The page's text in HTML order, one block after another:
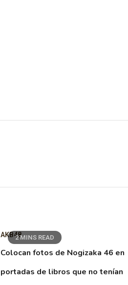
2 MINS READ
AKB48
Colocan fotos de Nogizaka 46 en
portadas de libros que no tenían